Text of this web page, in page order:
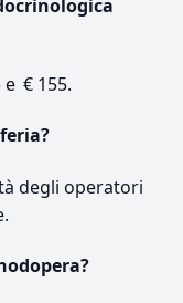
€ 155.
degli operatori